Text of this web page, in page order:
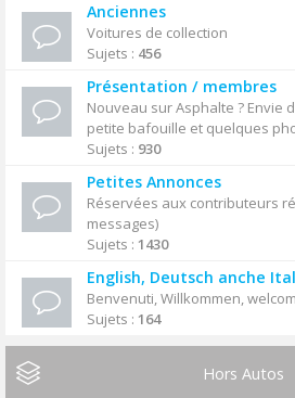
Anciennes
Voitures de collection
Sujets : 456
Présentation / membres
Nouveau sur Asphalte ? Envie
petite bafouille et quelques
Sujets : 930
Petites Annonces
Réservées aux contributeurs
messages)
Sujets : 1430
English, Deutsch anche
Benvenuti, Willkommen,
Sujets : 164
Hors Autos